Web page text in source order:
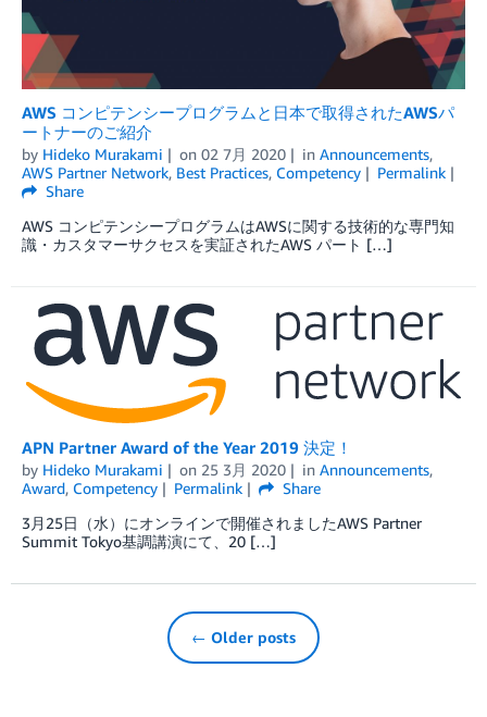
AWS コンピテンシープログラムと日本で取得されたAWSパ
ートナーのご紹介
by Hideko Murakami on 02 7月 2020 in Announcements,
AWS Partner Network, Best Practices, Competency
Permalink
Share
AWS コンピテンシープログラムはAWSに関する技術的な専門知
識・カスタマーサクセスを実証されたAWS パート […]
APN Partner Award of the Year 2019 決定！
by Hideko Murakami on 25 3月 2020 in Announcements,
Award, Competency Permalink
Share
3月25日（水）にオンラインで開催されましたAWS Partner
Summit Tokyo基調講演にて、20 […]
← Older posts